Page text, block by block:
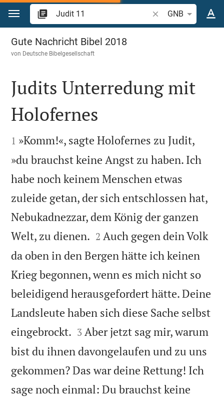
Zum Inhalt springen
Bibelstelle oder
GNB
Judit 11
Gute Nachricht Bibel 2018
von Deutsche Bibelgesellschaft

Judits Unterredung mit
Holofernes

1 »Komm!«, sagte Holofernes zu Judit,
»du brauchst keine Angst zu haben. Ich
habe noch keinem Menschen etwas
zuleide getan, der sich entschlossen hat,
Nebukadnezzar, dem König der ganzen
Welt, zu dienen. 

2 Auch gegen dein Volk
da oben in den Bergen hätte ich keinen
Krieg begonnen, wenn es mich nicht so
beleidigend herausgefordert hätte. Deine
Landsleute haben sich diese Sache selbst
eingebrockt. 

3 Aber jetzt sag mir, warum
bist du ihnen davongelaufen und zu uns
gekommen? Das war deine Rettung! Ich
sage noch einmal: Du brauchst keine